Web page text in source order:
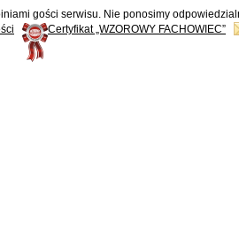
gości serwisu. Nie ponosimy
Certyfikat „WZOROWY FACHOWIEC”